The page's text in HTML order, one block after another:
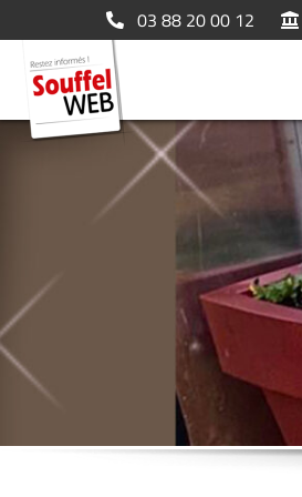
03 88 20 00 12